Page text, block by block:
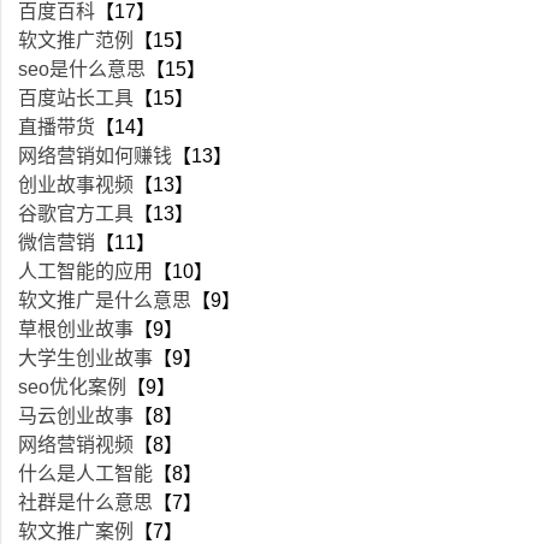
百度百科 【17】
软文推广范例
【15】
seo是什么意思 【15】
百度站长工具 【15】
直播带货 【14】
网络营销如何赚钱 【13】
创业故事视频 【13】
谷歌官方工具 【13】
微信营销 【11】
人工智能的应用
【10】
软文推广是什么意思 【9】
草根创业故事 【9】
大学生创业故事 【9】
seo优化案例
【9】
马云创业故事 【8】
网络营销视频 【8】
什么是人工智能 【8】
社群是什么意思 【7】
软文推广案例
【7】